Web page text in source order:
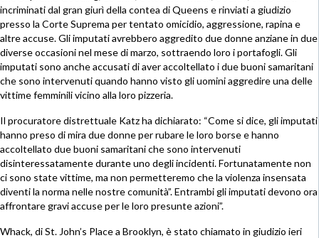
incriminati dal gran giurì della contea di Queens e rinviati a giudizio
presso la Corte Suprema per tentato omicidio, aggressione, rapina e
altre accuse. Gli imputati avrebbero aggredito due donne anziane in due
diverse occasioni nel mese di marzo, sottraendo loro i portafogli. Gli
imputati sono anche accusati di aver accoltellato i due buoni samaritani
che sono intervenuti quando hanno visto gli uomini aggredire una delle
vittime femminili vicino alla loro pizzeria.
Il procuratore distrettuale Katz ha dichiarato: “Come si dice, gli imputati
hanno preso di mira due donne per rubare le loro borse e hanno
accoltellato due buoni samaritani che sono intervenuti
disinteressatamente durante uno degli incidenti. Fortunatamente non
ci sono state vittime, ma non permetteremo che la violenza insensata
diventi la norma nelle nostre comunità”. Entrambi gli imputati devono ora
affrontare gravi accuse per le loro presunte azioni”.
Whack, di St. John’s Place a Brooklyn, è stato chiamato in giudizio ieri